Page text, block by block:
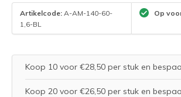
Artikelcode: A-AM-140-60-
1,6-BL
Op
Koop 10 voor €28,50 per stuk en
Koop 20 voor €26,50 per stuk en